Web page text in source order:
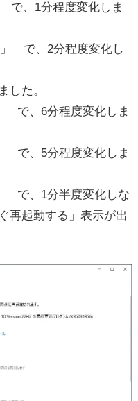
で、1分程度変化しま
」 で、2分程度変化し
した。
で、6分程度変化しま
で、5分程度変化しま
で、1分半度変化しな
再起動する」表示が出